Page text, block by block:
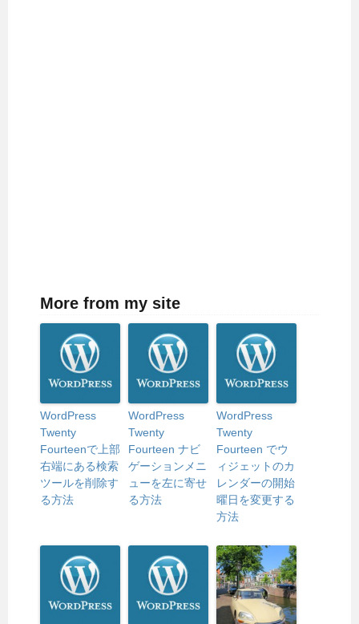
More from my site
WordPress
Twenty
Fourteenで上部
右端にある検索
ツールを削除す
る方法
WordPress
Twenty
Fourteen ナビ
ゲーションメニ
ューを左に寄せ
る方法
WordPress
Twenty
Fourteen でウ
ィジェットのカ
レンダーの開始
曜日を変更する
方法